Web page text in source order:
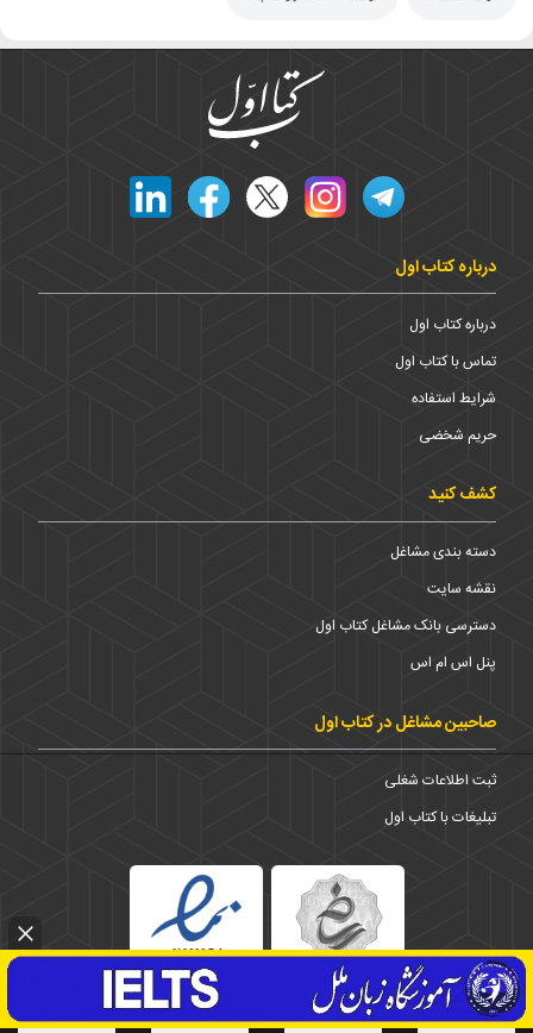
درباره کتاب اول
درباره کتاب اول
تماس با کتاب اول
شرایط استفاده
حریم شخضی
کشف کنید
دسته بندی مشاغل
نقشه سایت
دسترسی بانک مشاغل کتاب اول
پنل اس ام اس
صاحبین مشاغل در کتاب اول
ثبت اطلاعات شغلی
تبلیغات با کتاب اول